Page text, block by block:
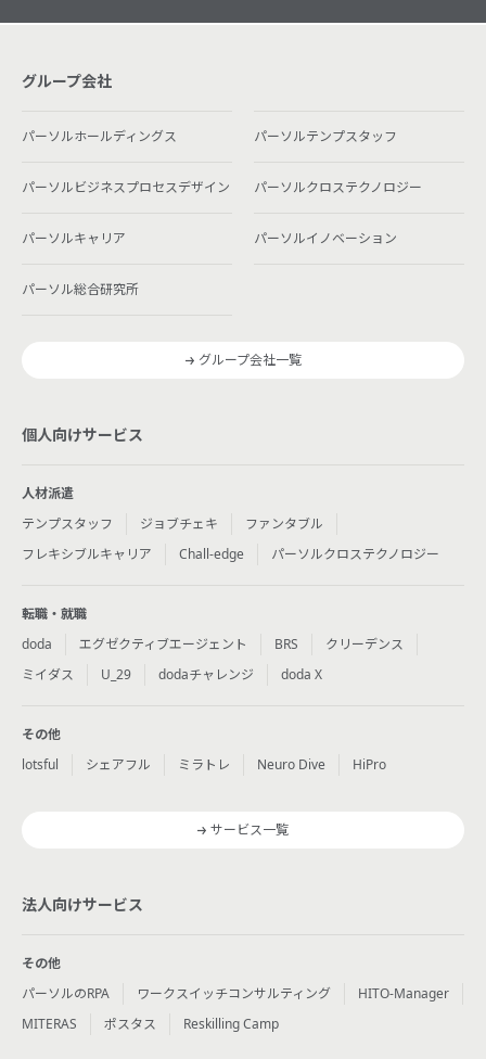
グループ会社
パーソルホールディングス パーソルテンプスタッフ
パーソルビジネスプロセスデザイン パーソルクロステクノロジー
パーソルキャリア パーソルイノベーション
パーソル総合研究所
グループ会社一覧
個人向けサービス
人材派遣
テンプスタッフ
ジョブチェキ
ファンタブル
フレキシブルキャリア
Chall-edge パーソルクロステクノロジー
転職・就職
doda
エグゼクティブエージェント BRS
クリーデンス
ミイダス
U_29 dodaチャレンジ doda X
その他
lotsful
シェアフル ミラトレ Neuro Dive HiPro
サービス一覧
法人向けサービス
その他
パーソルのRPA
ワークスイッチコンサルティング
HITO-Manager
MITERAS
ポスタス Reskilling Camp